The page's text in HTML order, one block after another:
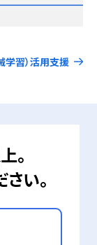
習）活用支援
。
い。